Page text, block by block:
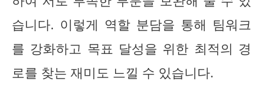
습니다. 이렇게 역할 분담을 통해 팀워크
를 강화하고 목표 달성을 위한 최적의 경
로를 찾는 재미도 느낄 수 있습니다.